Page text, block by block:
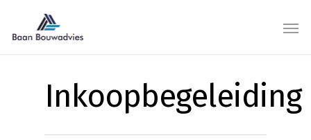
Inkoopbegeleiding